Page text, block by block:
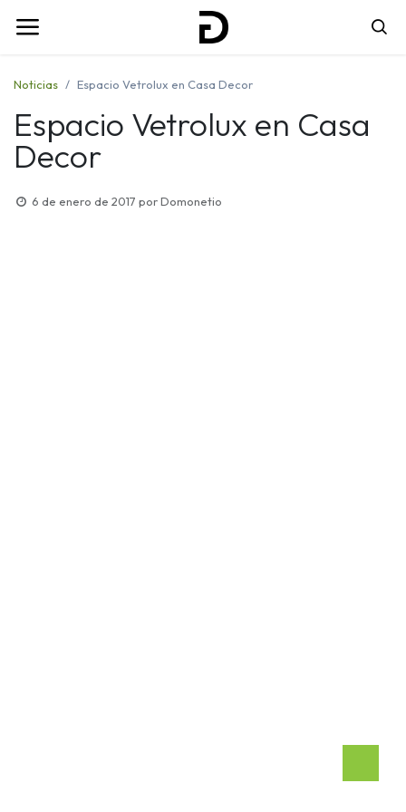
Noticias Espacio Vetrolux en Casa Decor
Espacio Vetrolux en Casa
Decor
6 de enero de 2017 porDomonetio